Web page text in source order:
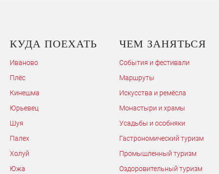
КУДА ПОЕХАТЬ
Иваново
Плёс
Кинешма
Юрьевец
Шуя
Палех
Холуй
Южа
ЧЕМ ЗАНЯТЬСЯ
События и фестивали
Маршруты
Искусства и ремёсла
Монастыри и храмы
Усадьбы и особняки
Гастрономический туризм
Промышленный туризм
Оздоровительный туризм